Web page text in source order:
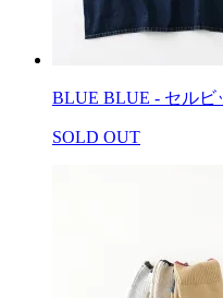
BLUE BLUE - セルビ
SOLD OUT